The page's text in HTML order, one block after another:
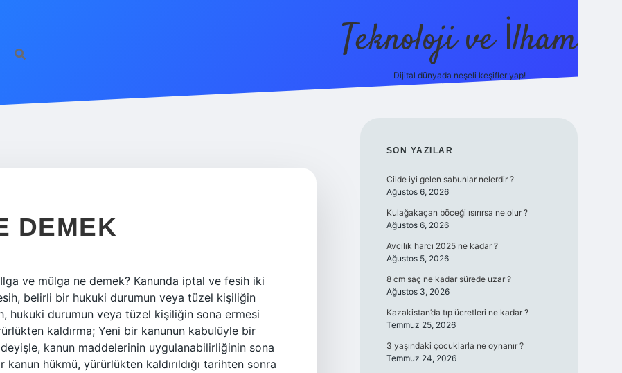
Teknoloji ve İlham
Dijital dünyada neşeli keşifler yap!
DEMEK
Ilga ve mülga ne demek? Kanunda iptal ve fesih iki
belirli bir hukuki durumun veya tüzel kişiliğin
hukuki durumun veya tüzel kişiliğin sona ermesi
kaldırma; Yeni bir kanunun kabulüyle bir
deyişle, kanun maddelerinin uygulanabilirliğinin sona
hükmü, yürürlükten kaldırıldığı tarihten sonra
SIDEBAR
SON YAZILAR
Cilde iyi gelen sabunlar nelerdir ?
Ağustos 6, 2026
Kulağakaçan böceği ısırırsa ne olur ?
Ağustos 6, 2026
Avcılık harcı 2025 ne kadar ?
Ağustos 5, 2026
8 cm saç ne kadar sürede uzar ?
Ağustos 3, 2026
Kazakistan’da tıp ücretleri ne kadar ?
Temmuz 25, 2026
3 yaşındaki çocuklarla ne oynanır ?
Temmuz 24, 2026